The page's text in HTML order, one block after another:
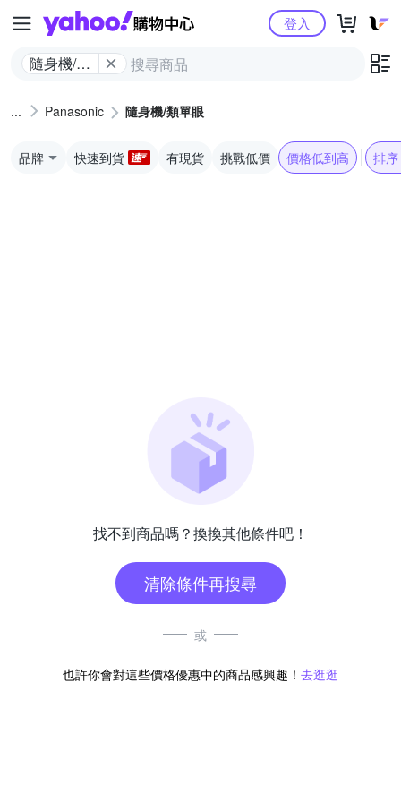
Yahoo購物中心
隨身機/類
登入
Panasonic 隨身機/類單眼
品牌 快速到貨 有現貨 挑戰低價 價格低到高 排序
找不到商品嗎？換換其他條件吧！
清除條件再搜尋
或
也許你會對這些價格優惠中的商品感興趣！ 去逛逛